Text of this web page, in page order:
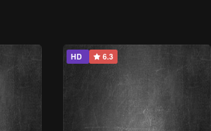
HD 6.3